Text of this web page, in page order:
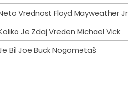
Vrednost Floyd Mayweather Jr
Je Zdaj Vreden Michael Vick
Bil Joe Buck Nogometaš